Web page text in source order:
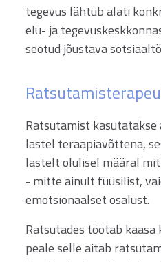
tegevus lähtub alati
elu- ja
seotud jõustava
Ratsutamist
lastel teraapiavõttena,
lastelt olulisel määral
- mitte ainult füüsilist,
emotsionaalset osalust.
Ratsutades töötab kaasa
peale selle aitab